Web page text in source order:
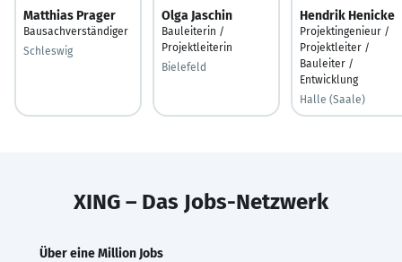
Matthias Prager
Bausachverständiger
Schleswig
Olga Jaschin
Bauleiterin /
Projektleiterin
Bielefeld
Hendrik Henicke
Projektingenieur /
Projektleiter /
Bauleiter /
Entwicklung
Halle (Saale)
XING – Das Jobs-Netzwerk
Über eine Million Jobs